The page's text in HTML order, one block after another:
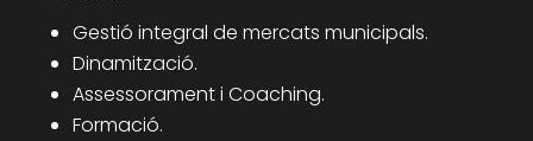
Gestió integral de mercats municipals.
Dinamització.
Assessorament i Coaching.
Formació.